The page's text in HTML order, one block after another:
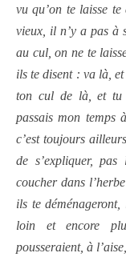
vu qu’on te laisse
vieux, il n’y a pas à
au cul, on ne te
ils te disent : va là,
ton cul de là, et tu
passais mon temps
c’est toujours
de s’expliquer,
coucher dans
ils te
loin et encore
pousseraient, à